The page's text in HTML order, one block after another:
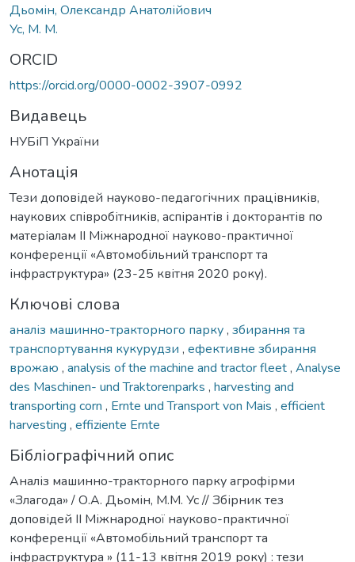
Дьомін, Олександр Анатолійович
Ус, М. М.
ORCID
https://orcid.org/0000-0002-3907-0992
Видавець
НУБіП України
Анотація
Тези доповідей науково-педагогічних працівників,
наукових співробітників, аспірантів і докторантів по
матеріалам ІІ Міжнародної науково-практичної
конференції «Автомобільний транспорт та
інфраструктура» (23-25 квітня 2020 року).
Ключові слова
аналіз машинно-тракторного парку, збирання та
транспортування кукурудзи , ефективне збирання
врожаю , analysis of the machine and tractor fleet, Analyse
des Maschinen- und Traktorenparks , harvesting and
transporting corn , Ernte und Transport von Mais , efficient
harvesting , effiziente Ernte
Бібліографічний опис
Аналіз машинно-тракторного парку агрофірми
«Злагода» / О.А. Дьомін, М.М. Ус // Збірник тез
доповідей ІІ Міжнародної науково-практичної
конференції «Автомобільний транспорт та
інфраструктура » (11-13 квітня 2019 року) : тези